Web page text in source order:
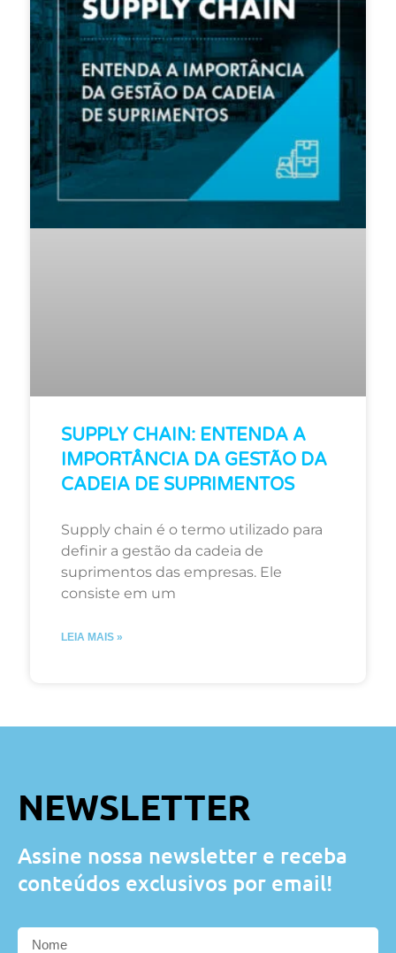
SUPPLY CHAIN: ENTENDA A
IMPORTÂNCIA DA GESTÃO DA
CADEIA DE SUPRIMENTOS
Supply chain é o termo utilizado para
definir a gestão da cadeia de
suprimentos das empresas. Ele
consiste em um
LEIA MAIS »
NEWSLETTER
Assine nossa newsletter e receba
conteúdos exclusivos por email!